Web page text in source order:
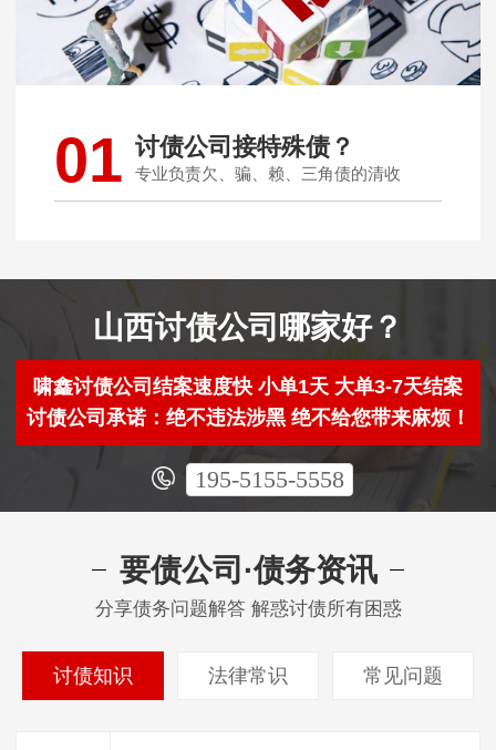
01 讨债公司接特殊债？
专业负责欠、骗、赖、三角债的清收
山西讨债公司哪家好？
啸鑫讨债公司结案速度快 小单1天 大单3-7天结案
讨债公司承诺：绝不违法涉黑 绝不给您带来麻烦！
195-5155-5558
要债公司·债务资讯
分享债务问题解答 解惑讨债所有困惑
讨债知识 法律常识 常见问题